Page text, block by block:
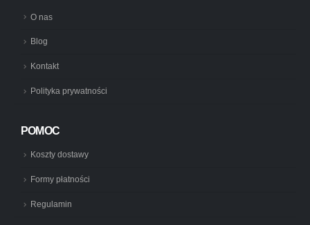
O nas
Blog
Kontakt
Polityka prywatności
POMOC
Koszty dostawy
Formy płatności
Regulamin